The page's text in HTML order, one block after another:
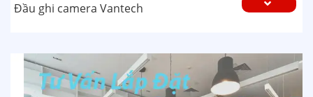
Đầu ghi camera Vantech